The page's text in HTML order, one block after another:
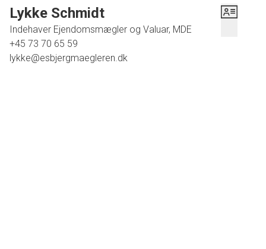
Lykke Schmidt
Indehaver Ejendomsmægler og Valuar, MDE
+45 73 70 65 59
lykke@esbjergmaegleren.dk